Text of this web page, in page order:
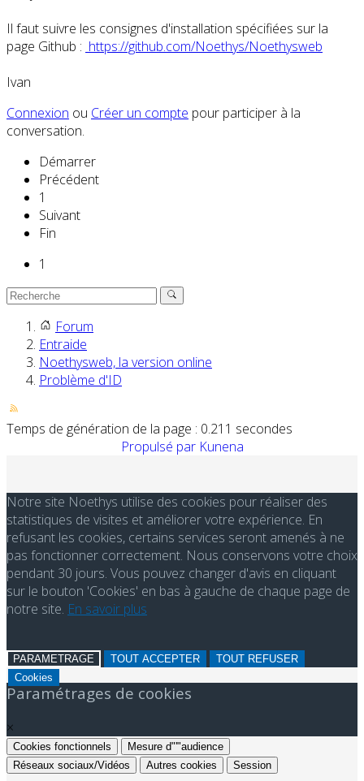
Il faut suivre les consignes d'installation spécifiées sur la
page Github : https://github.com/Noethys/Noethysweb
Ivan
Connexion ou Créer un compte pour participer à la
conversation.
Démarrer
Précédent
1
Suivant
Fin
1
Forum
Entraide
Noethysweb, la version online
Problème d'ID
Temps de génération de la page : 0.211 secondes
Propulsé par Kunena
Notre site Noethys utilise des cookies pour réaliser des
statistiques de visites et améliorer votre expérience. En
refusant les cookies, certains services seront amenés à ne
pas fonctionner correctement. Nous conservons votre choix
pendant 30 jours. Vous pouvez changer d'avis en cliquant
sur le bouton 'Cookies' en bas à gauche de chaque page de
notre site. En savoir plus
PARAMETRAGE TOUT ACCEPTER
TOUT REFUSER
Cookies
Paramétrages de cookies
×
Cookies fonctionnels
Mesure d"'"audience
Réseaux sociaux/Vidéos
Autres cookies Session